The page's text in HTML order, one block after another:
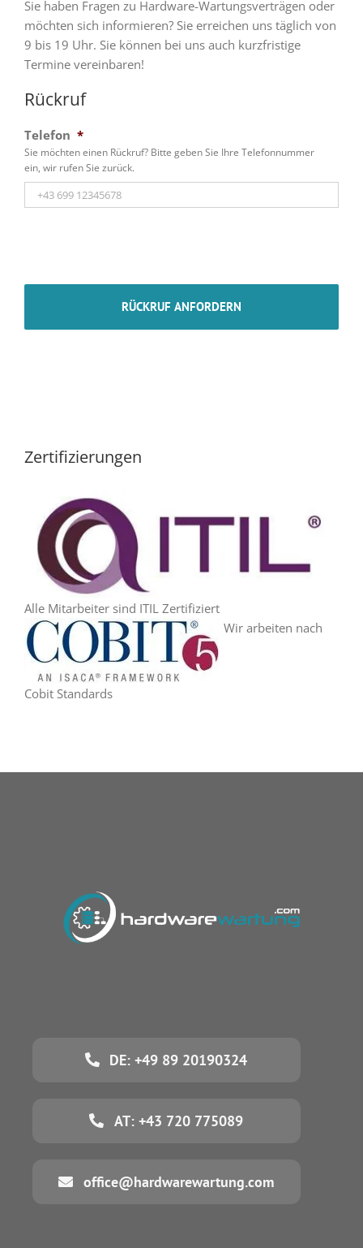
Sie haben Fragen zu Hardware-Wartungsverträgen oder
möchten sich informieren? Sie erreichen uns täglich von
9 bis 19 Uhr. Sie können bei uns auch kurzfristige
Termine vereinbaren!
Rückruf
Telefon *
Sie möchten einen Rückruf? Bitte geben Sie Ihre Telefonnummer
ein, wir rufen Sie zurück.
Zertifizierungen
Alle Mitarbeiter sind ITIL Zertifiziert
Wir arbeiten nach
Cobit Standards
DE: +49 89 20190324
AT: +43 720 775089
office@hardwarewartung.com